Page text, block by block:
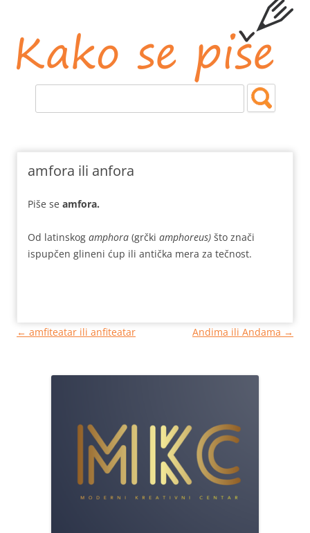
amfora ili anfora
Piše se amfora.
Od latinskog amphora (grčki amphoreus) što znači
ispupčen glineni ćup ili antička mera za tečnost.
Кретање
← amfiteatar ili anfiteatar Andima ili Andama →